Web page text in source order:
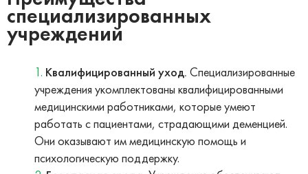
специализированных
учреждений
Квалифицированный уход. Специализированные
учреждения укомплектованы квалифицированными
медицинскими работниками, которые умеют
работать с пациентами, страдающими деменцией.
Они оказывают им медицинскую помощь и
психологическую поддержку.